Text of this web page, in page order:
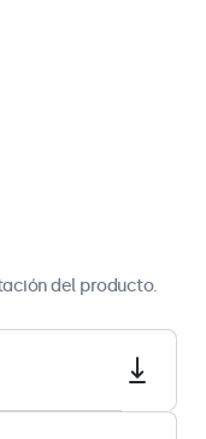
del producto.